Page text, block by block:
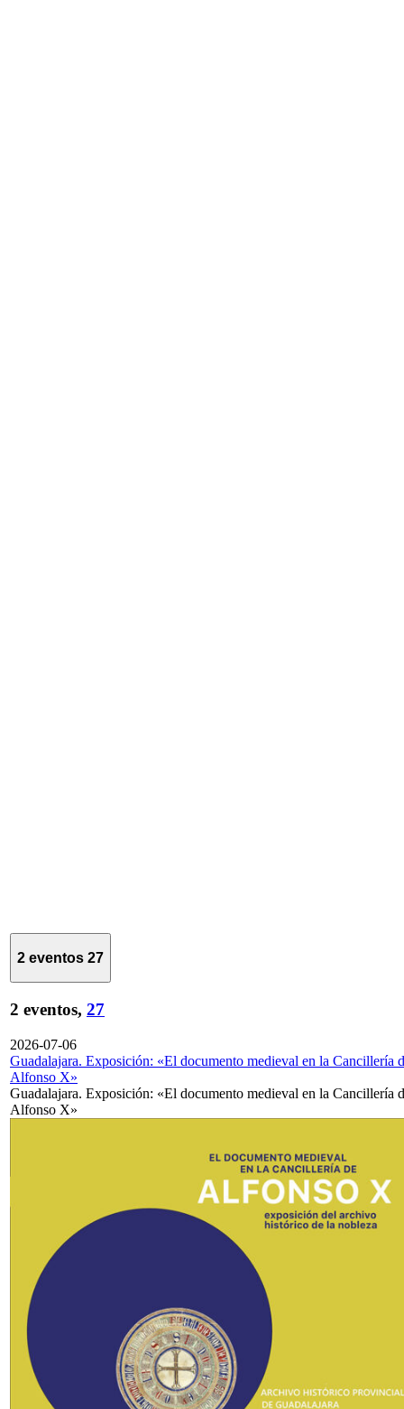
2 eventos 27
2 eventos, 27
2026-07-06
Guadalajara. Exposición: «El documento medieval en la Cancillería
Alfonso X»
Guadalajara. Exposición: «El documento medieval en la Cancillería
Alfonso X»